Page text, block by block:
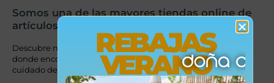
Somos una de las mayores tiendas online de
artículos de bebé de España
Descubre nuestro amplio catálogo de productos para bebé,
donde encontrarás las mejores marcas especializadas en el
cuidado de los más pequeños.
REBAJAS
VERANO